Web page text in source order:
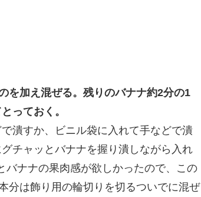
を加え混ぜる。残りのバナナ約2分の1
っておく。
潰すか、ビニル袋に入れて手などで潰
チャッとバナナを握り潰しながら入れ
ナナの果肉感が欲しかったので、この
分は飾り用の輪切りを切るついでに混ぜ